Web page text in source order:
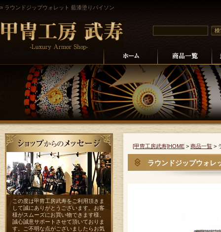
» ラウンドジップウォレット 藍漆塗りパイソン
[甲冑工房武寿]HOME > 商品一覧 >
ラウンドジップウォレ
この度は甲冑工房武寿をご利用頂きま
して誠にありがとうございます。お客
様がスムーズにお買い物できます様、
誠心誠意サポートさせて頂いておりま
す。ご不明な点がございましたらお気